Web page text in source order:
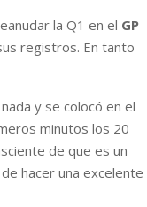
la Q1 en el GP
registros. En tanto
y se colocó en el
minutos los 20
de que es un
hacer una excelente